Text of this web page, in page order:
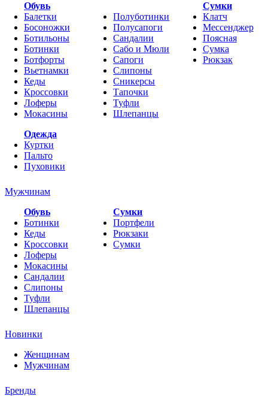
Обувь
Балетки
Босоножки
Ботильоны
Ботинки
Ботфорты
Вьетнамки
Кеды
Кроссовки
Лоферы
Мокасины
Полуботинки
Полусапоги
Сандалии
Сабо и Мюли
Сапоги
Слипоны
Сникерсы
Тапочки
Туфли
Шлепанцы
Cумки
Клатч
Мессенджер
Поясная
Сумка
Рюкзак
Одежда
Куртки
Пальто
Пуховики
Мужчинам
Обувь
Ботинки
Кеды
Кроссовки
Лоферы
Мокасины
Сандалии
Слипоны
Туфли
Шлепанцы
Сумки
Портфели
Рюкзаки
Сумки
Новинки
Женщинам
Мужчинам
Бренды